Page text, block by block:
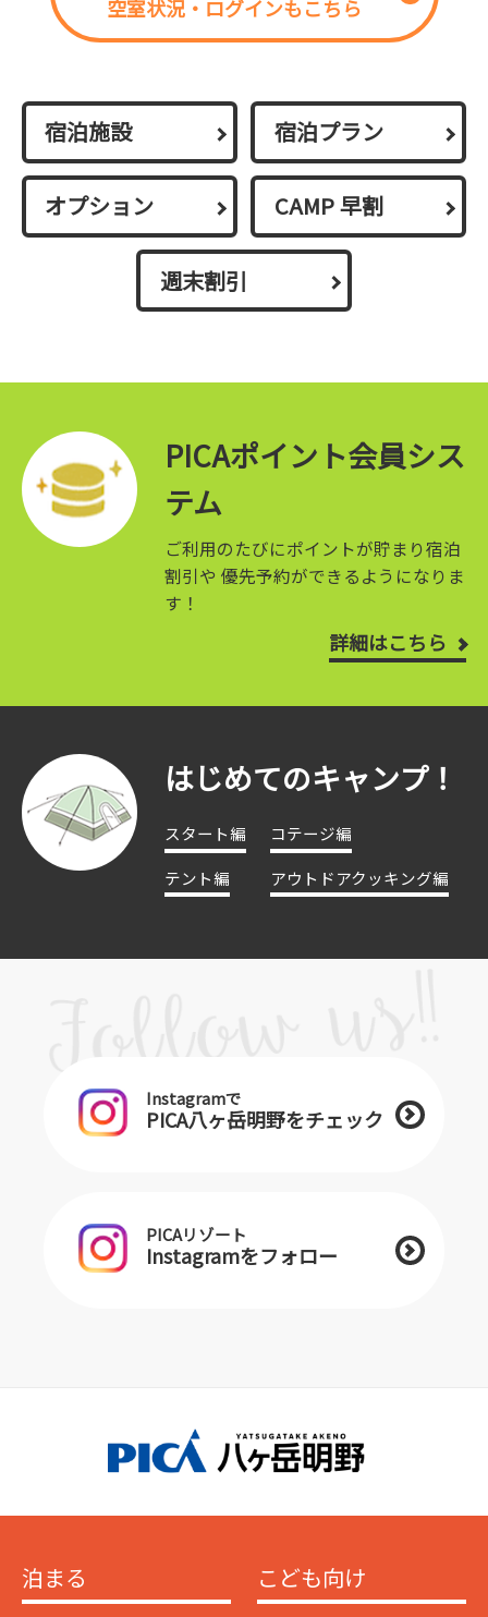
空室状況・ログインもこちら
宿泊施設 宿泊プラン
オプション CAMP 早割
週末割引
PICAポイント会員シス
テム
ご利用のたびにポイントが貯まり宿泊
割引や 優先予約ができるようになりま
す！
詳細はこちら
はじめてのキャンプ！
スタート編
コテージ編
テント編
アウトドアクッキング編
Instagramで
PICA八ヶ岳明野をチェック
PICAリゾート
Instagramをフォロー
泊まる こども向け